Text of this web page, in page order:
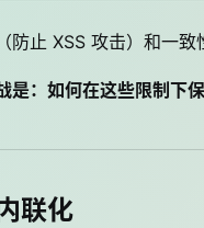
防止 XSS 攻击）和一致
：如何在这些限制下保
联化